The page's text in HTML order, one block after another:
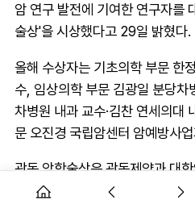
암 연구 발전에 기여한 연구자를
술상'을 시상했다고 29일 밝혔다.
올해 수상자는 기초의학 부문 한
수, 임상의학 부문 김광일 분당차
차병원 내과 교수·김찬 연세의대
문 오진경 국립암센터 암예방사
광동 암학술상은 광동제약과 대
구 활성화와 기초·임상 연구 지